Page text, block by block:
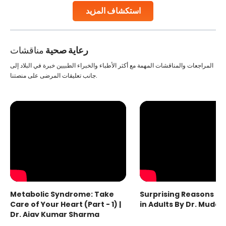
استكشاف المزيد
رعاية صحية مناقشات
المراجعات والمناقشات المهمة مع أكثر الأطباء والخبراء الطبيين خبرة في البلاد إلى
جانب تعليقات المرضى على منصتنا.
Metabolic Syndrome: Take
Care of Your Heart (Part - 1) |
Dr. Ajay Kumar Sharma
Surprising Reasons
in Adults By Dr.